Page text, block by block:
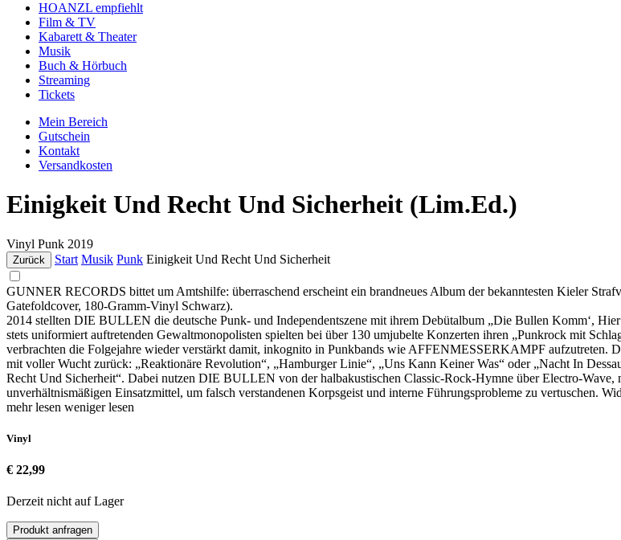
HOANZL empfiehlt
Film & TV
Kabarett & Theater
Musik
Buch & Hörbuch
Streaming
Tickets
Mein Bereich
Gutschein
Kontakt
Versandkosten
Einigkeit Und Recht Und Sicherheit (Lim.Ed.)
Vinyl Punk 2019
Zurück Start Musik Punk Einigkeit Und Recht Und Sicherheit
GUNNER RECORDS bittet um Amtshilfe: überraschend erscheint ein brandneues Album der bekanntesten Kieler
Gatefoldcover, 180-Gramm-Vinyl Schwarz).
2014 stellten DIE BULLEN die deutsche Punk- und Independentszene mit ihrem Debütalbum „Die Bullen Komm‘,
stets uniformiert auftretenden Gewaltmonopolisten spielten bei über 130 umjubelte Konzerten ihren „Punkrock mit
verbrachten die Folgejahre wieder verstärkt damit, inkognito in Punkbands wie AFFENMESSERKAMPF aufzutreten.
mit voller Wucht zurück: „Reaktionäre Revolution“, „Hamburger Linie“, „Uns Kann Keiner Was“ oder „Nacht In
Recht Und Sicherheit“. Dabei nutzen DIE BULLEN von der halbakustischen Classic-Rock-Hymne über Electro-
unverhältnismäßigen Einsatzmittel, um falsch verstandenen Korpsgeist und interne Führungsprobleme zu vertuschen.
mehr lesen weniger lesen
Vinyl
€ 22,99
Derzeit nicht auf Lager
Produkt anfragen